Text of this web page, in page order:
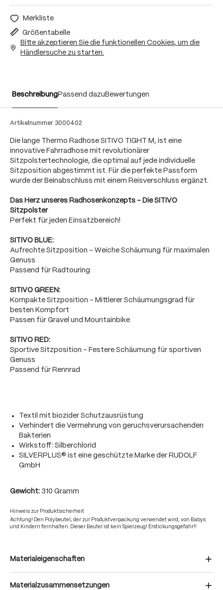
Merkliste
Größentabelle
Bitte akzeptieren Sie die funktionellen Cookies, um die
Händlersuche zu starten.
BeschreibungPassend dazu Bewertungen
Artikelnummer 3000402
Die lange Thermo Radhose SITIVO TIGHT M, ist eine
innovative Fahrradhose mit revolutionärer
Sitzpolstertechnologie, die optimal auf jede individuelle
Sitzposition abgestimmt ist. Für die perfekte Passform
wurde der Beinabschluss mit einem Reisverschluss ergänzt.
Das Herz unseres Radhosenkonzepts - Die SITIVO
Sitzpolster
Perfekt für jeden Einsatzbereich!
SITIVO BLUE:
Aufrechte Sitzposition - Weiche Schäumung für maximalen
Genuss
Passend für Radtouring
SITIVO GREEN:
Kompakte Sitzposition - Mittlerer Schäumungsgrad für
besten Kompfort
Passen für Gravel und Mountainbike
SITIVO RED:
Sportive Sitzposition - Festere Schäumung für sportiven
Genuss
Passend für Rennrad
Textil mit biozider Schutzausrüstung
Verhindert die Vermehrung von geruchsverursachenden
Bakterien
Wirkstoff: Silberchlorid
SILVERPLUS® ist eine geschützte Marke der RUDOLF
GmbH
Gewicht: 310 Gramm
Hinweis zur Produktsicherheit
Achtung! Den Polybeutel, der zur Produktverpackung verwendet wird, von Babys
und Kindern fernhalten. Dieser Beutel ist kein Spielzeug! Erstickungsgefahr!!
Materialeigenschaften
Materialzusammensetzungen